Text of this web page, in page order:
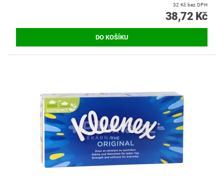
32 Kč bez DPH
38,72 Kč